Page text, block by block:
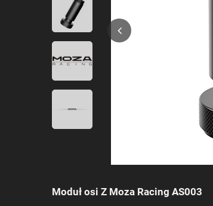
Moduł osi Z Moza Racing AS003